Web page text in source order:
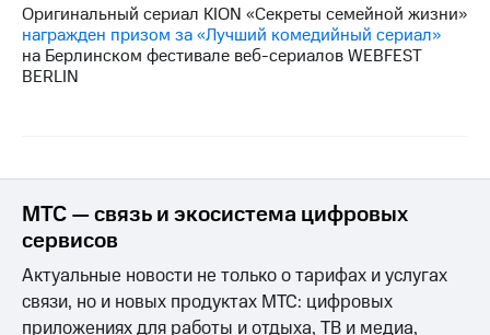
Оригинальный сериал KION «Секреты семейной жизни»
награжден призом за «Лучший комедийный сериал»
на Берлинском фестивале веб-сериалов WEBFEST
BERLIN
МТС — связь и экосистема цифровых
сервисов
Актуальные новости не только о тарифах и услугах
связи, но и новых продуктах МТС: цифровых
приложениях для работы и отдыха, ТВ и медиа,